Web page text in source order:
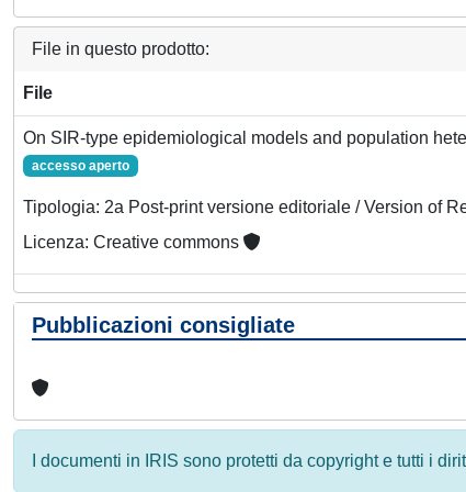
File in questo prodotto:
File
On SIR-type epidemiological models and population
accesso aperto
Tipologia: 2a Post-print versione editoriale / Version of
Licenza: Creative commons
Pubblicazioni consigliate
I documenti in IRIS sono protetti da copyright e tutti i